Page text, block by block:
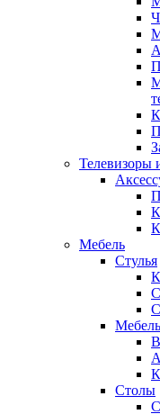
Телевизоры
Мебель
Стулья
Столы